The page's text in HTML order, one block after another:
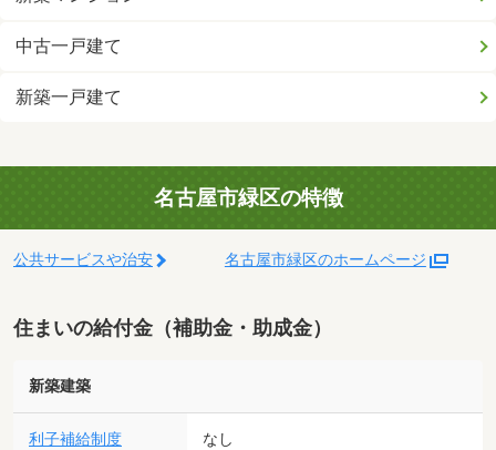
中古一戸建て
新築一戸建て
名古屋市緑区の特徴
公共サービスや治安 名古屋市緑区のホームページ
住まいの給付金（補助金・助成金）
新築建築
利子補給制度 なし